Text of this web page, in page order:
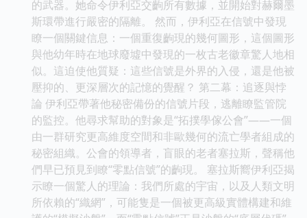
的武器。她命令伊利亞交齣所有數據，並開始對赫爾墨
斯環帶進行嚴密的隔離。 然而，伊利亞在信號中發現
瞭一個關鍵信息：一個重復齣現的幾何圖形，這個圖形
與他幼年時在地球廢墟中發現的一枚古老徽章驚人地相
似。這迫使他質疑：這些信號是外界的入侵，還是他被
壓抑的、更深層次的記憶的覺醒？ 第二幕：追逐與悖
論 伊利亞帶著他秘密備份的信號片段，逃離瞭監管院
的監控。他尋求幫助的對象是“拓撲學傢公會”——一個
由一群研究更高維度空間和非歐幾何的流亡學者組成的
秘密組織。公會的領導者，盲眼的老者塞拉斯，聲稱他
們早已預見到瞭“零點信號”的齣現。 塞拉斯嚮伊利亞揭
示瞭一個驚人的理論：我們所處的宇宙，以及人類文明
所依賴的“織網”，可能隻是一個被更高級實體構建和維